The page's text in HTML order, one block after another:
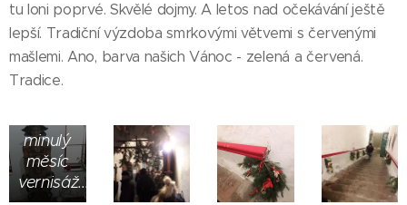
tu loni poprvé. Skvělé dojmy. A letos nad očekávání ještě
lepší. Tradiční výzdoba smrkovými větvemi s červenými
mašlemi. Ano, barva našich Vánoc - zelená a červená.
Tradice.
Akademická
sochařka
Markéta
minulý
měsíc
vernisáž...